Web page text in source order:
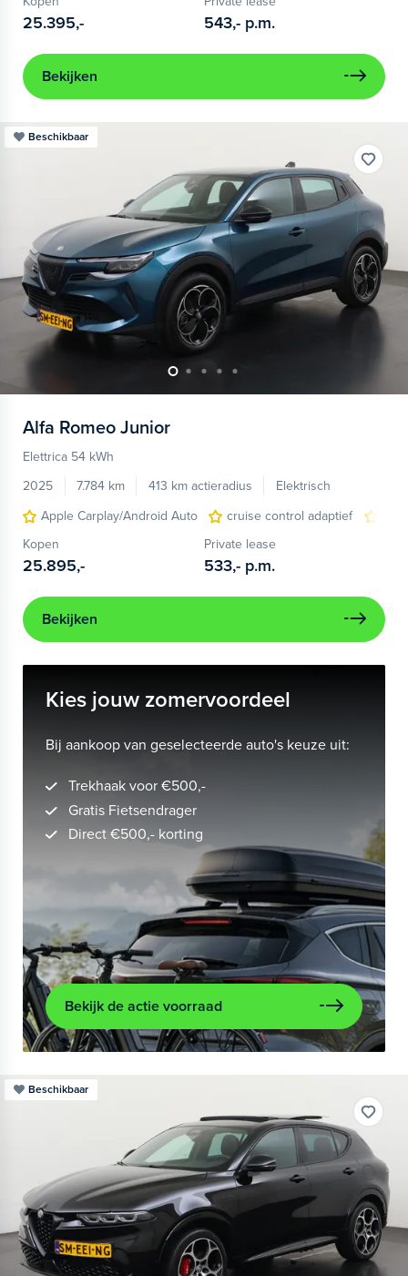
25.395,- 543,- p.m.
Bekijken
Beschikbaar
Alfa Romeo Junior
Elettrica 54 kWh
2025
7.784 km 413 km actieradius
Elektrisch
Apple Carplay/Android Auto
cruise control adaptief
Kopen
25.895,-
Private lease
533,- p.m.
Bekijken
Kies jouw zomervoordeel
Bij aankoop van geselecteerde auto's keuze uit:
Trekhaak voor €500,-
Gratis Fietsendrager
Direct €500,- korting
Bekijk de actie voorraad
Beschikbaar